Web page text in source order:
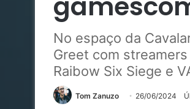
No espaço da
Greet com
Raibow Six Siege e
Tom Zanuzo 26/06/2024